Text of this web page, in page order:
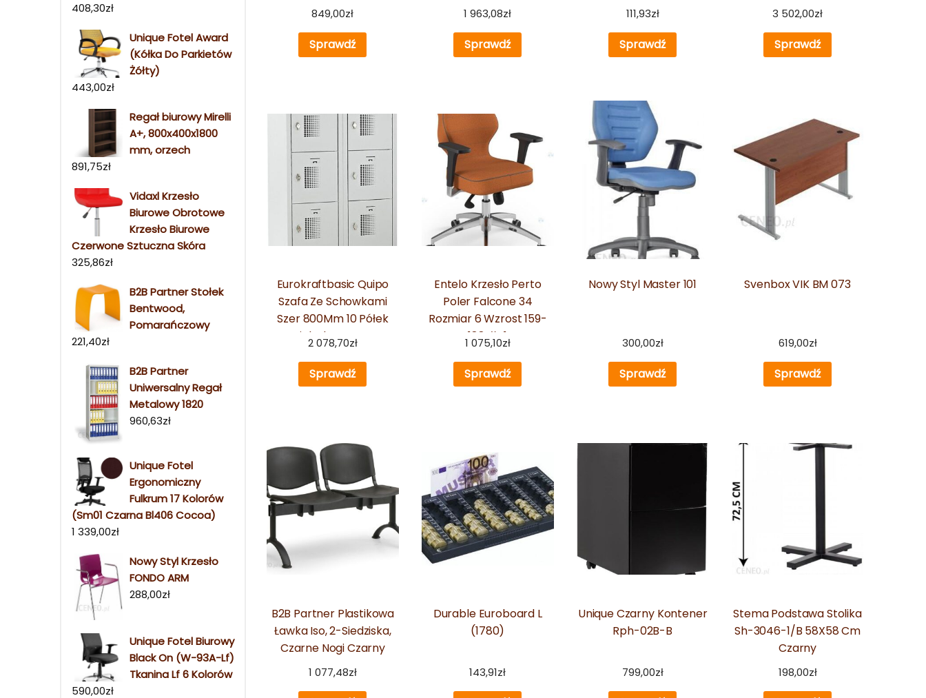
408,30zł
Unique Fotel Award
(Kółka Do Parkietów
Żółty)
443,00zł
Regał biurowy Mirelli
A+, 800x400x1800
mm, orzech
891,75zł
Vidaxl Krzesło
Biurowe Obrotowe
Krzesło Biurowe
Czerwone Sztuczna Skóra
325,86zł
B2B Partner Stołek
Bentwood,
Pomarańczowy
221,40zł
B2B Partner
Uniwersalny Regał
Metalowy 1820
960,63zł
Unique Fotel
Ergonomiczny
Fulkrum 17 Kolorów
(Sm01 Czarna Bl406 Cocoa)
1 339,00zł
Nowy Styl Krzesło
FONDO ARM
288,00zł
Unique Fotel Biurowy
Black On (W-93A-Lf)
Tkanina Lf 6 Kolorów
590,00zł
849,00zł
Sprawdź
1 963,08zł
Sprawdź
111,93zł
Sprawdź
3 502,00zł
Sprawdź
Eurokraftbasic Quipo
Szafa Ze Schowkami
Szer 800Mm 10 Półek
Rygiel Obrotowy Na
Kłódkę
2 078,70zł
Sprawdź
Entelo Krzesło Perto
Poler Falcone 34
Rozmiar 6 Wzrost 159-
188 #R1
1 075,10zł
Sprawdź
Nowy Styl Master 101
300,00zł
Sprawdź
Svenbox VIK BM 073
619,00zł
Sprawdź
B2B Partner Plastikowa
Ławka Iso, 2-Siedziska,
Czarne Nogi Czarny
1 077,48zł
Durable Euroboard L
(1780)
143,91zł
Unique Czarny Kontener
Rph-02B-B
799,00zł
Stema Podstawa Stolika
Sh-3046-1/B 58X58 Cm
Czarny
198,00zł